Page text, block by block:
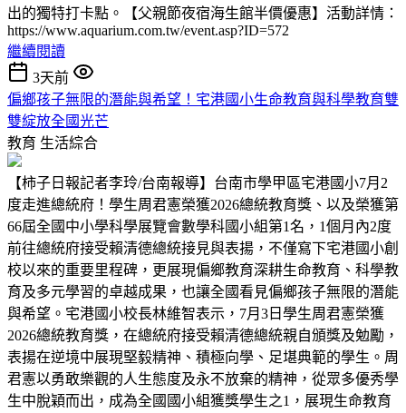
出的獨特打卡點。【父親節夜宿海生館半價優惠】活動詳情：
https://www.aquarium.com.tw/event.asp?ID=572
繼續閱讀
3天前
偏鄉孩子無限的潛能與希望！宅港國小生命教育與科學教育雙
雙綻放全國光芒
教育 生活綜合
【柿子日報記者李玲/台南報導】台南市學甲區宅港國小7月2
度走進總統府！學生周君憲榮獲2026總統教育獎、以及榮獲第
66屆全國中小學科學展覽會數學科國小組第1名，1個月內2度
前往總統府接受賴清德總統接見與表揚，不僅寫下宅港國小創
校以來的重要里程碑，更展現偏鄉教育深耕生命教育、科學教
育及多元學習的卓越成果，也讓全國看見偏鄉孩子無限的潛能
與希望。宅港國小校長林維智表示，7月3日學生周君憲榮獲
2026總統教育獎，在總統府接受賴清德總統親自頒獎及勉勵，
表揚在逆境中展現堅毅精神、積極向學、足堪典範的學生。周
君憲以勇敢樂觀的人生態度及永不放棄的精神，從眾多優秀學
生中脫穎而出，成為全國國小組獲獎學生之1，展現生命教育